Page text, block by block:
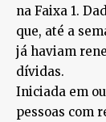
na Faixa 1.
que, até a
já haviam
dívidas.
Iniciada em
pessoas com